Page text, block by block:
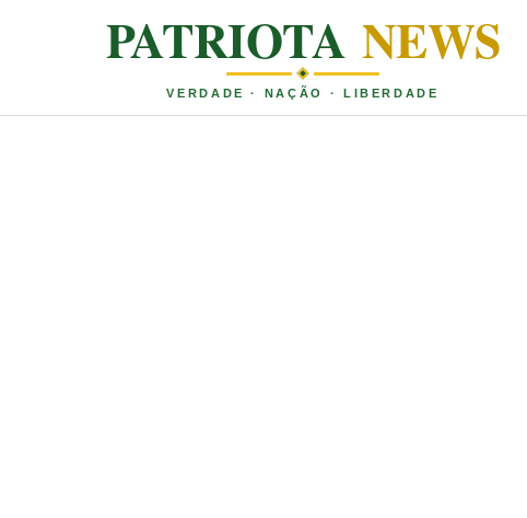
PATRIOTA NEWS
VERDADE · NAÇÃO · LIBERDADE